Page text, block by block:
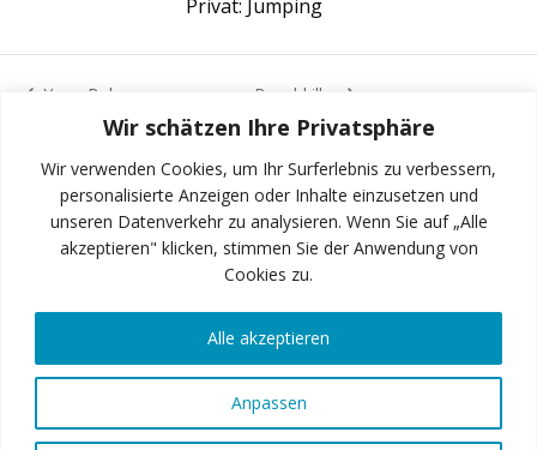
Wir schätzen Ihre Privatsphäre
Wir verwenden Cookies, um Ihr Surferlebnis zu verbessern,
personalisierte Anzeigen oder Inhalte einzusetzen und
unseren Datenverkehr zu analysieren. Wenn Sie auf „Alle
akzeptieren" klicken, stimmen Sie der Anwendung von
Cookies zu.
Anpassen
Alle akzeptieren
Privat: Jumping
Yoga Balance Bauchkiller
INSTAGRAM
FACEBOOK